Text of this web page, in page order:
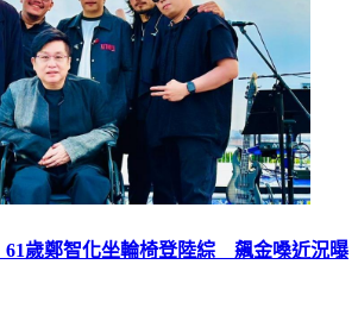
61歲鄭智化坐輪椅登陸綜 飆金嗓近況曝